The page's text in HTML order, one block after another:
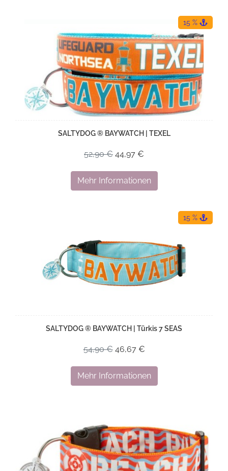
15 %
SALTYDOG ® BAYWATCH | TEXEL
52,90 € 44,97 €
Mehr Informationen
15 %
SALTYDOG ® BAYWATCH | Türkis 7 SEAS
54,90 € 46,67 €
Mehr Informationen